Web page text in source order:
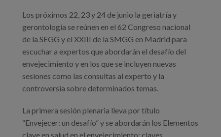
Los próximos 22, 23 y 24 de junio la geriatría y
gerontología se reúnen en el 62 Congreso nacional
de la SEGG y el XXIII de la SMGG en Madrid para
escuchar a expertos que abordarán el desafío del
envejecimiento y en los que se incluyen nuevas
sesiones como las consultas al experto y la
controversia sobre determinados temas.
La primera sesión plenaria lleva por título
“Envejecer: un desafío” y se abordarán los Elementos
clave en salud en el envejecimiento; claves